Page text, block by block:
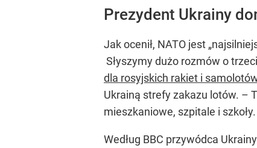
Prezydent Ukrainy
Jak ocenił, NATO jest
Słyszymy dużo rozmów o
dla rosyjskich rakiet i
Ukrainą strefy zakazu lotów. –
mieszkaniowe, szpitale i
Według BBC przywódca